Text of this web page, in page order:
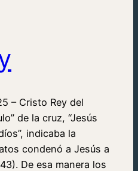
– Cristo Rey del
de la cruz, “Jesús
indicaba la
condenó a Jesús a
De esa manera los